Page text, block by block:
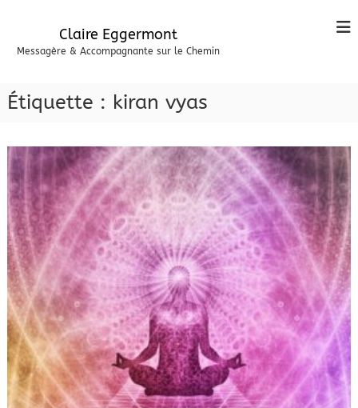
Claire Eggermont
Messagère & Accompagnante sur le Chemin
Étiquette : kiran vyas